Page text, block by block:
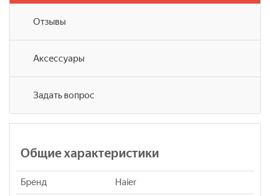
Отзывы
Аксессуары
Задать вопрос
Общие характеристики
Бренд Haier